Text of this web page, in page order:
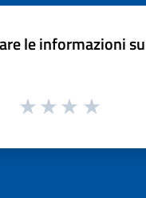
le informazioni